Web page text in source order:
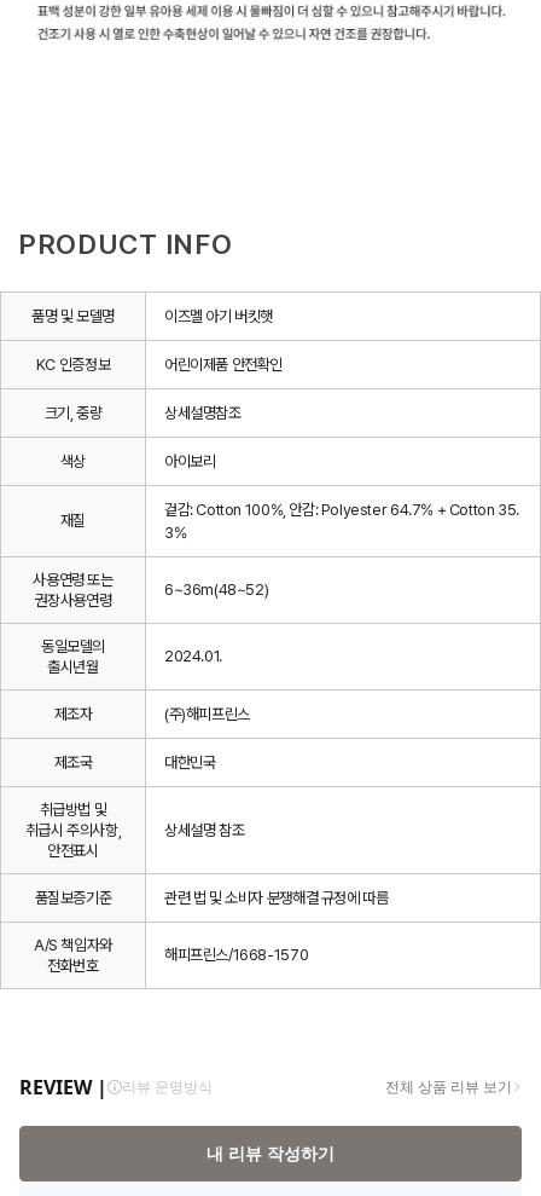
PRODUCT INFO
품명 및 모델명 이즈멜 아기 버킷햇
KC 인증정보 어린이제품 안전확인
크기, 중량 상세설명참조
색상 아이보리
재질
겉감: Cotton 100%, 안감: Polyester 64.7% + Cotton 35.
3%
사용연령 또는
권장사용연령
6~36m(48~52)
동일모델의
출시년월
2024.01.
제조자 (주)해피프린스
제조국 대한민국
취급방법 및
취급시 주의사항,
안전표시
상세설명 참조
품질보증기준 관련 법 및 소비자 분쟁해결 규정에 따름
A/S 책임자와
전화번호
해피프린스/1668-1570